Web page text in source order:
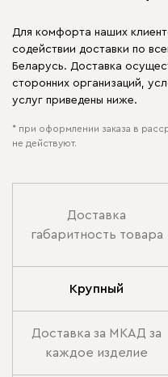
Для комфорта наших
содействии доставки по
Беларусь. Доставка
сторонних организаций,
услуг приведены ниже.
* при оформлении заказа в
не действуют.
Доставка
габаритность товара
Крупный
Доставка за МКАД за
каждое изделие